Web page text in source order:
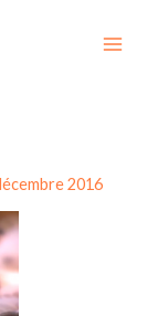
2016